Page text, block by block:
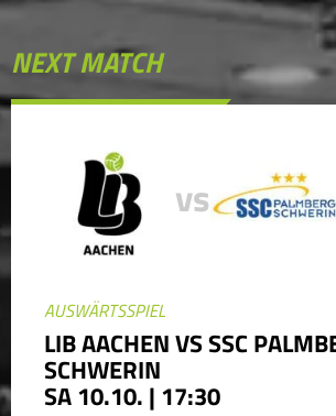
NEXT MATCH
vs
AUSWÄRTSSPIEL
LIB AACHEN VS SSC
SCHWERIN
SA 10.10. | 17:30